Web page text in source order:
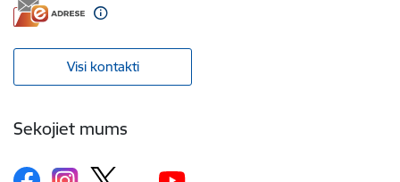
Visi kontakti
Sekojiet mums